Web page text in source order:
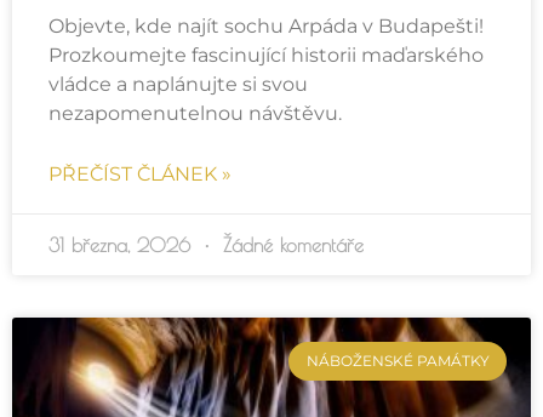
Objevte, kde najít sochu Arpáda v Budapešti!
Prozkoumejte fascinující historii maďarského
vládce a naplánujte si svou
nezapomenutelnou návštěvu.
PŘEČÍST ČLÁNEK »
31 března, 2026 Žádné komentáře
NÁBOŽENSKÉ PAMÁTKY